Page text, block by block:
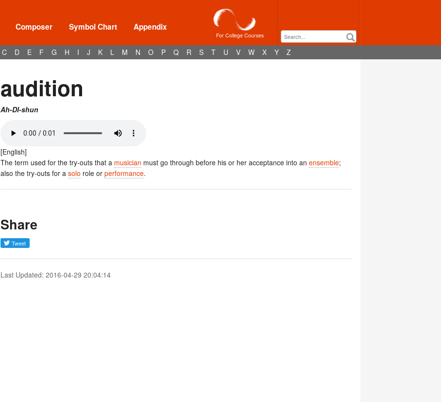
Composer Symbol Chart Appendix
For College Courses
C D E F G H I J K L M N O P Q R S T U V W X Y Z
audition
Ah-DI-shun
[English]
The term used for the try-outs that a musician must go through before his or her acceptance into an ensemble;
also the try-outs for a solo role or performance.
Share
Last Updated: 2016-04-29 20:04:14